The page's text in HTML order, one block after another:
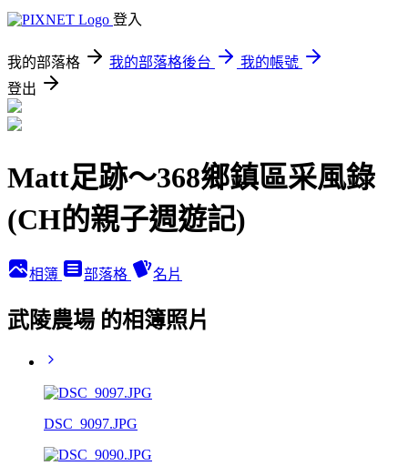
登入
我的部落格 我的部落格後台
我的帳號
登出
Matt足跡～368鄉鎮區采風錄
(CH的親子週遊記)
相簿 部落格 名片
武陵農場 的相簿照片
DSC_9097.JPG